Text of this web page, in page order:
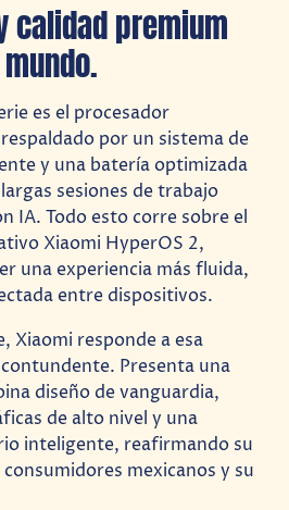
calidad premium
es el procesador
por un sistema de
y una batería optimizada
sesiones de trabajo
IA. Todo esto corre sobre el
Xiaomi HyperOS 2,
una experiencia más fluida,
entre dispositivos.
Xiaomi responde a esa
Presenta una
diseño de vanguardia,
de alto nivel y una
inteligente, reafirmando su
mexicanos y su